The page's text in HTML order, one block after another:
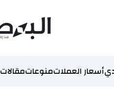
أسعار العملاتمنوعاتمقالات